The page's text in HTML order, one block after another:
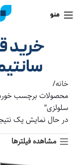
منو
خانه
سلولزی”
در حال نمایش یک
مشاهده فیلترها